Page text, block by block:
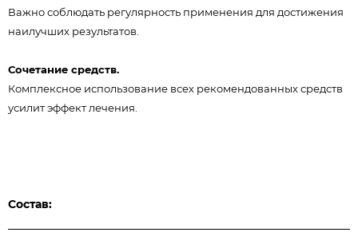
Важно соблюдать регулярность применения для достижения
наилучших результатов.
Сочетание средств.
Комплексное использование всех рекомендованных средств
усилит эффект лечения.
Состав: